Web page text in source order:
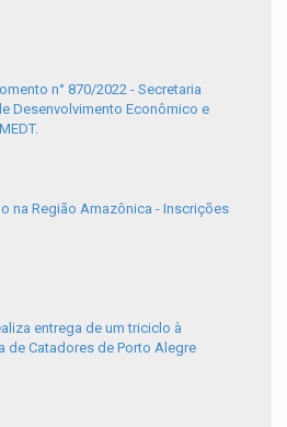
n° 870/2022 - Secretaria
Desenvolvimento Econômico e
na Região Amazônica - Inscrições
entrega de um triciclo à
de Catadores de Porto Alegre